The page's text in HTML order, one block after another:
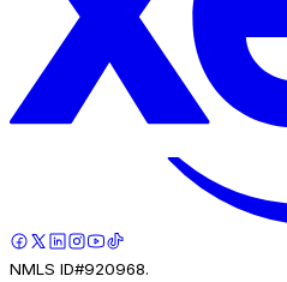
NMLS ID#920968.